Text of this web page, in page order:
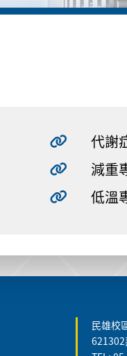
代謝
減重
低溫
民雄校